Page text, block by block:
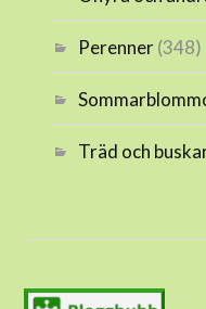
Perenner(348)
Träd och